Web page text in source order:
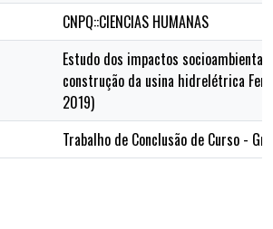
CNPQ::CIENCIAS HUMANAS
Estudo dos impactos
construção da usina hidrelétrica
2019)
Trabalho de Conclusão de Curso -